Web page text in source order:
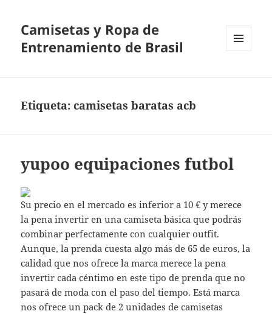
Camisetas y Ropa de
Entrenamiento de Brasil
Etiqueta:camisetas baratas acb
yupoo equipaciones futbol
Su precio en el mercado es inferior a 10 € y merece
la pena invertir en una camiseta básica que podrás
combinar perfectamente con cualquier outfit.
Aunque, la prenda cuesta algo más de 65 de euros, la
calidad que nos ofrece la marca merece la pena
invertir cada céntimo en este tipo de prenda que no
pasará de moda con el paso del tiempo. Está marca
nos ofrece un pack de 2 unidades de camisetas